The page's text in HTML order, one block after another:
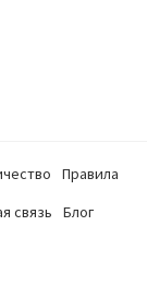
Правила
связь Блог